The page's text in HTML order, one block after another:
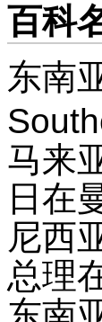
百科
东南
马来
日在
尼西
总理
东南